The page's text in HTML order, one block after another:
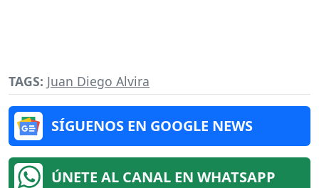
TAGS: Juan Diego Alvira
SÍGUENOS EN GOOGLE NEWS
ÚNETE AL CANAL EN WHATSAPP